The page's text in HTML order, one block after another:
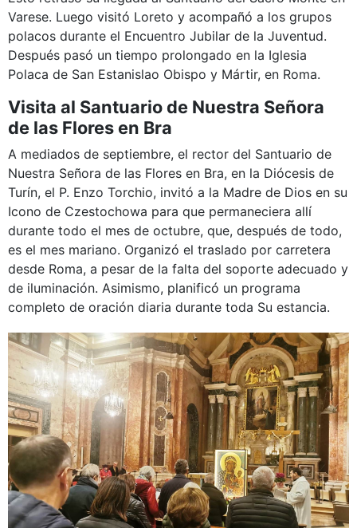
Varese. Luego visitó Loreto y acompañó a los grupos
polacos durante el Encuentro Jubilar de la Juventud.
Después pasó un tiempo prolongado en la Iglesia
Polaca de San Estanislao Obispo y Mártir, en Roma.
Visita al Santuario de Nuestra Señora
de las Flores en Bra
A mediados de septiembre, el rector del Santuario de
Nuestra Señora de las Flores en Bra, en la Diócesis de
Turín, el P. Enzo Torchio, invitó a la Madre de Dios en su
Icono de Czestochowa para que permaneciera allí
durante todo el mes de octubre, que, después de todo,
es el mes mariano. Organizó el traslado por carretera
desde Roma, a pesar de la falta del soporte adecuado y
de iluminación. Asimismo, planificó un programa
completo de oración diaria durante toda Su estancia.